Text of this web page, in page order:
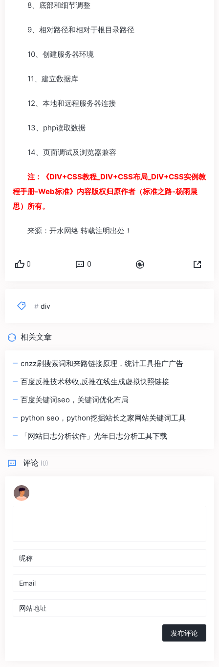
8、底部和细节调整
9、相对路径和相对于根目录路径
10、创建服务器环境
11、建立数据库
12、本地和远程服务器连接
13、php读取数据
14、页面调试及浏览器兼容
注：《DIV+CSS教程_DIV+CSS布局_DIV+CSS实例教
程手册-Web标准》内容版权归原作者（标准之路-杨雨晨
思）所有。
来源：开水网络 转载注明出处！
0 0
# div
相关文章
cnzz刷搜索词和来路链接原理，统计工具推广广告
百度反推技术秒收,反推在线生成虚拟快照链接
百度关键词seo，关键词优化布局
python seo，python挖掘站长之家网站关键词工具
「网站日志分析软件」光年日志分析工具下载
评论 (0)
发布评论